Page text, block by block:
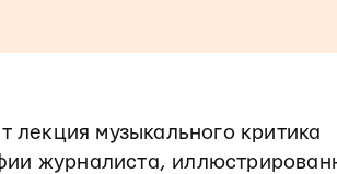
лекция музыкального критика
журналиста,